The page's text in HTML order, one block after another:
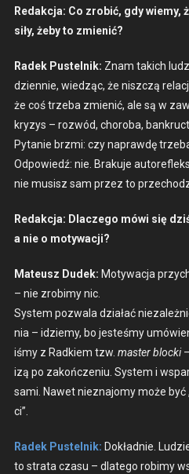
Redakc­ja: Co zro­bić, gdy wiemy,
siły, żeby to zmienić?
Radek Pustel­nik: Znam takich
dzi­en­nie, wiedząc, że niszczą
że coś trze­ba zmienić, ale są w
kryzys – rozwód, choro­ba,
Pytanie brz­mi: czy naprawdę
Odpowiedź: nie. Braku­je
nie musisz sam przez to
Redakc­ja: Dlaczego mówi się
a nie o motywacji?
Mateusz Dudek: Motywac­ja
– nie zro­bimy nic.
Sys­tem pozwala dzi­ałać
n­ia – idziemy, bo jesteśmy
iśmy z Rad­kiem tzw. mas­ter bloc­ki
izą po zakończe­niu. Sys­tem i
sami. Nawet niez­na­jomy może
ci”.
Radek Pustel­nik: Dokład­nie.
to stra­ta cza­su – dlat­ego robimy